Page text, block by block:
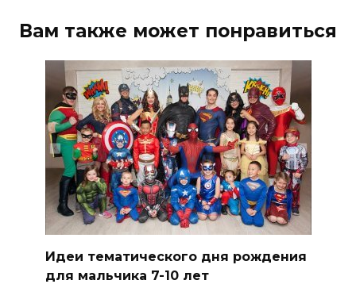
Вам также может понравиться
Идеи тематического дня рождения
для мальчика 7-10 лет